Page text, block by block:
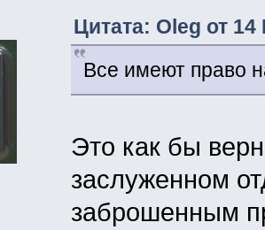
Цитата: Oleg от
Все имеют право
Это как бы
заслуженном
заброшенным